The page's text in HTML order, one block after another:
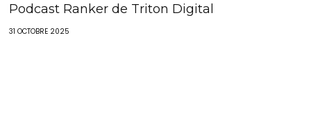
Podcast Ranker de Triton Digital
31 OCTOBRE 2025